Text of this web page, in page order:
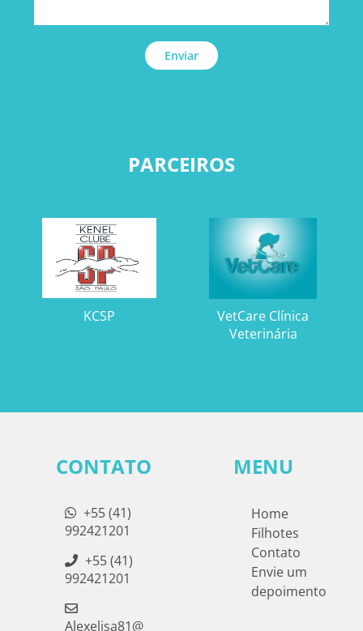
Enviar
PARCEIROS
KCSP
VetCare Clínica
Veterinária
CONTATO
+55 (41)
992421201
+55 (41)
992421201
Alexelisa81@
MENU
Home
Filhotes
Contato
Envie um
depoimento